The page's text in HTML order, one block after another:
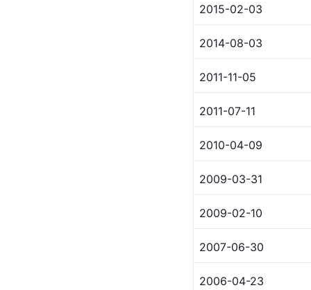
2015-02-03
2014-08-03
2011-11-05
2011-07-11
2010-04-09
2009-03-31
2009-02-10
2007-06-30
2006-04-23